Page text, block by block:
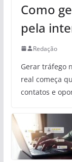
Como
pela
Redação
Gerar tráfego
real começa
contatos e